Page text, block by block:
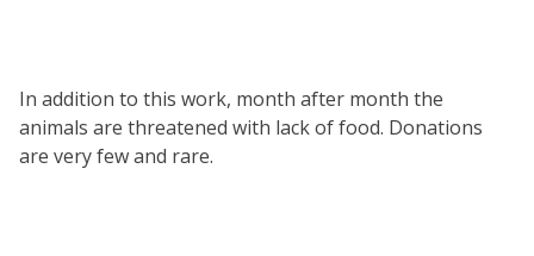
In addition to this work, month after month the
animals are threatened with lack of food. Donations
are very few and rare.